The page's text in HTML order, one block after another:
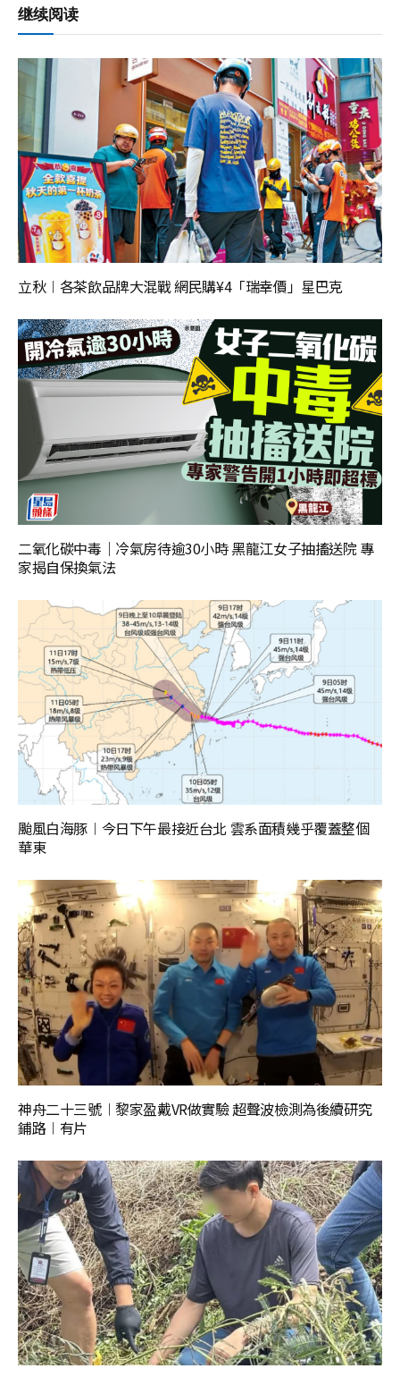
继续阅读
立秋︱各茶飲品牌大混戰 網民購¥4「瑞幸價」星巴克
二氧化碳中毒｜冷氣房待逾30小時 黑龍江女子抽搐送院 專
家揭自保換氣法
颱風白海豚︱今日下午最接近台北 雲系面積幾乎覆蓋整個
華東
神舟二十三號︱黎家盈戴VR做實驗 超聲波檢測為後續研究
鋪路︱有片